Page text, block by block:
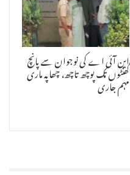
این آئی اے کی نوجوان سے پانچ
گھنٹوں تک پوچھ تاچھ، چھاپہ ماری
مہم جاری